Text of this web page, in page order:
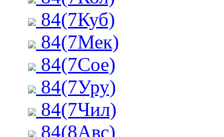
84(7Куб)
84(7Мек)
84(7Сое)
84(7Уру)
84(7Чил)
84(8Авс)